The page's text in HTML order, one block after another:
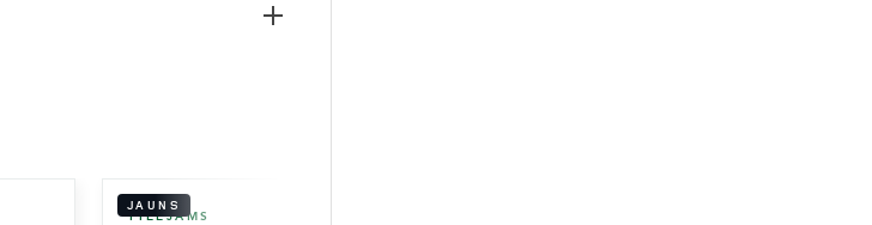
JAUNS
PIEEJAMS